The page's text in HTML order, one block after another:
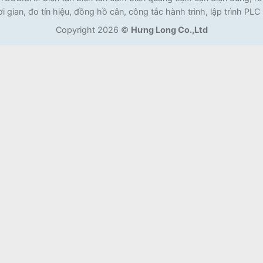
gian, đo tín hiệu, đồng hồ cân, công tắc hành trình, lập trình PLC
Copyright 2026 © Hưng Long Co.,Ltd